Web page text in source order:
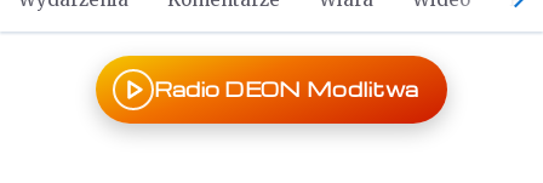
Radio DEON Modlitwa